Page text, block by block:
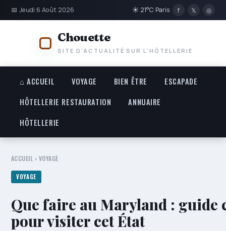
📅 Jeudi 6 Août 2026 ☀ 21°C Paris f 𝕏 ◎
Chouette
SITE D'ACTUALITÉ SUR L'HÔTELLERIE
⌂ ACCUEIL VOYAGE BIEN ÊTRE
ESCAPADE
HÔTELLERIE RESTAURATION
ANNUAIRE
HÔTELLERIE
ACCUEIL › VOYAGE
VOYAGE
Que faire au Maryland : guide
pour visiter cet État